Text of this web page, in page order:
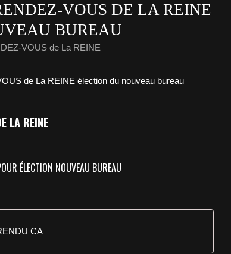
VOUS DE LA REINE
BUREAU
VOUS de La REINE
LA REINE
ÉLECTION NOUVEAU BUREAU
CA